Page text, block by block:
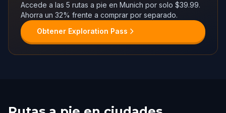
Accede a las 5 rutas a pie en Munich por solo $39.99.
Ahorra un 32% frente a comprar por separado.
Obtener Exploration Pass